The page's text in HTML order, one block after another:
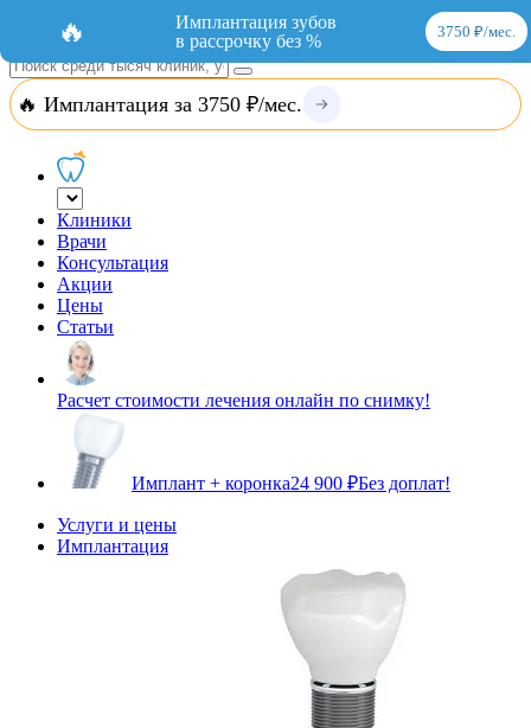
Добавить организациюВход
🔥 Имплантация за 3750 ₽/мес.
Клиники
Врачи
Консультация
Акции
Цены
Статьи
Расчет стоимости лечения онлайн по снимку!
Имплант + коронка24 900 ₽Без доплат!
Услуги и цены
Имплантация
🔥
Имплантация зубов
в рассрочку без %
3750 ₽/мес.